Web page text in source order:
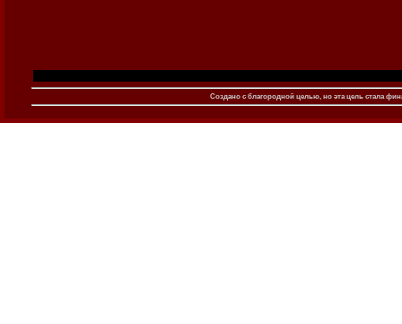
Создано c благородной целью, но эта цель стала